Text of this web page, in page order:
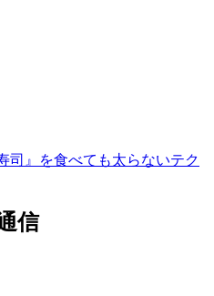
司』を食べても太らないテク
信